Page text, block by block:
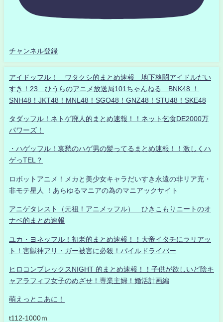
チャンネル登録
アイドッフル！ ワタクシ的まとめ速報 地下格闘アイドルだい
すき！23 ひうらのアニメ放送局101ちゃんねる BNK48 ！
SNH48！JKT48！MNL48！SGO48！GNZ48！STU48！SKE48
タダッフル！ネトゲ廃人的まとめ速報！！ネット乞食DE2000万
パワーズ！
・ハゲッフル！哀愁のハゲ男の髪ってるまとめ速報！！激しくハ
ゲっTEL？
ロボットアニメ！メカと美少女キャラだいすき永遠の非リア充・
非モテ星人 ！あらゆるマニアの為のマニアックサイト
アニゲタレスト（元祖！アニメッフル） ひきこもりニートのオ
ナベ的まとめ速報
ユカ・ヨネッフル！初老的まとめ速報！！大帝イタチにラリアッ
ト！害獣神アリ・ガー被害に必殺！パイルドライバー
ヒロコンプレックスNIGHT 的まとめ速報！！子供が欲しいど陰キ
ャアラフィフ女子のめざせ！専業主婦！婚活計画編
萌えっとこあに！
t112-1000ｍ